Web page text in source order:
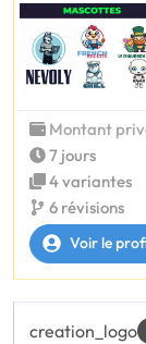
Montant
7 jours
4 variantes
6 révisions
Voir le
creation_logo